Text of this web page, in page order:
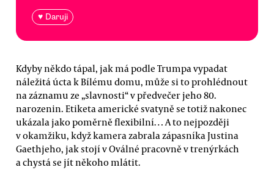
♥ Daruji
Kdyby někdo tápal, jak má podle Trumpa vypadat
náležitá úcta k Bílému domu, může si to prohlédnout
na záznamu ze „slavnosti“ v předvečer jeho 80.
narozenin. Etiketa americké svatyně se totiž nakonec
ukázala jako poměrně flexibilní… A to nejpozději
v okamžiku, když kamera zabrala zápasníka Justina
Gaethjeho, jak stojí v Oválné pracovně v trenýrkách
a chystá se jít někoho mlátit.